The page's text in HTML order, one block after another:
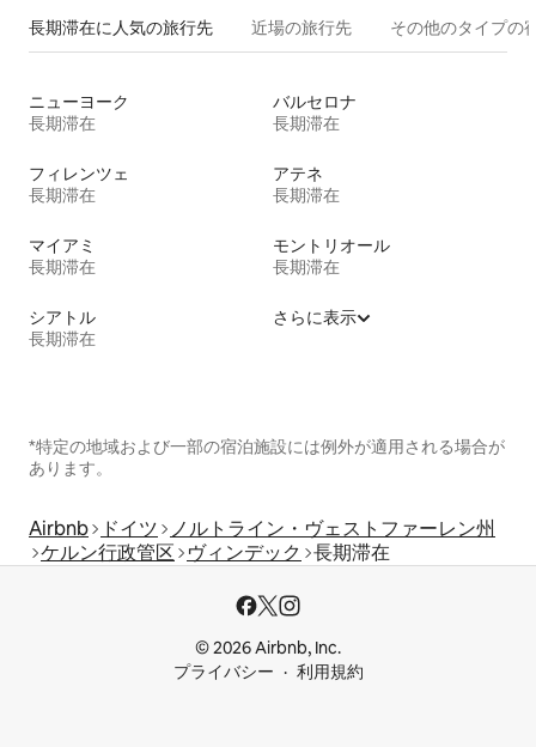
長期滞在に人気の旅行先 近場の旅行先 その他のタ⁠イ⁠プ⁠の
ニューヨーク
長期滞在
バルセロナ
長期滞在
フィレンツェ
長期滞在
アテネ
長期滞在
マイアミ
長期滞在
モントリオール
長期滞在
シアトル
長期滞在
さらに表示
*特定の地域および一部の宿泊施設には例外が適用される場合が
あります。
Airbnb ドイツ
ノルトライン・ヴェストファーレン州
ケルン行政管区 ヴィンデック 長期滞在
© 2026 Airbnb, Inc.
プライバシー
利用規約